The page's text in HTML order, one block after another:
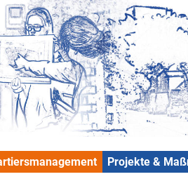
Projekte &